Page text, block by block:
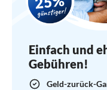
wiederzusehen und
Einfach und
Gebühren!
Geld-zurück-